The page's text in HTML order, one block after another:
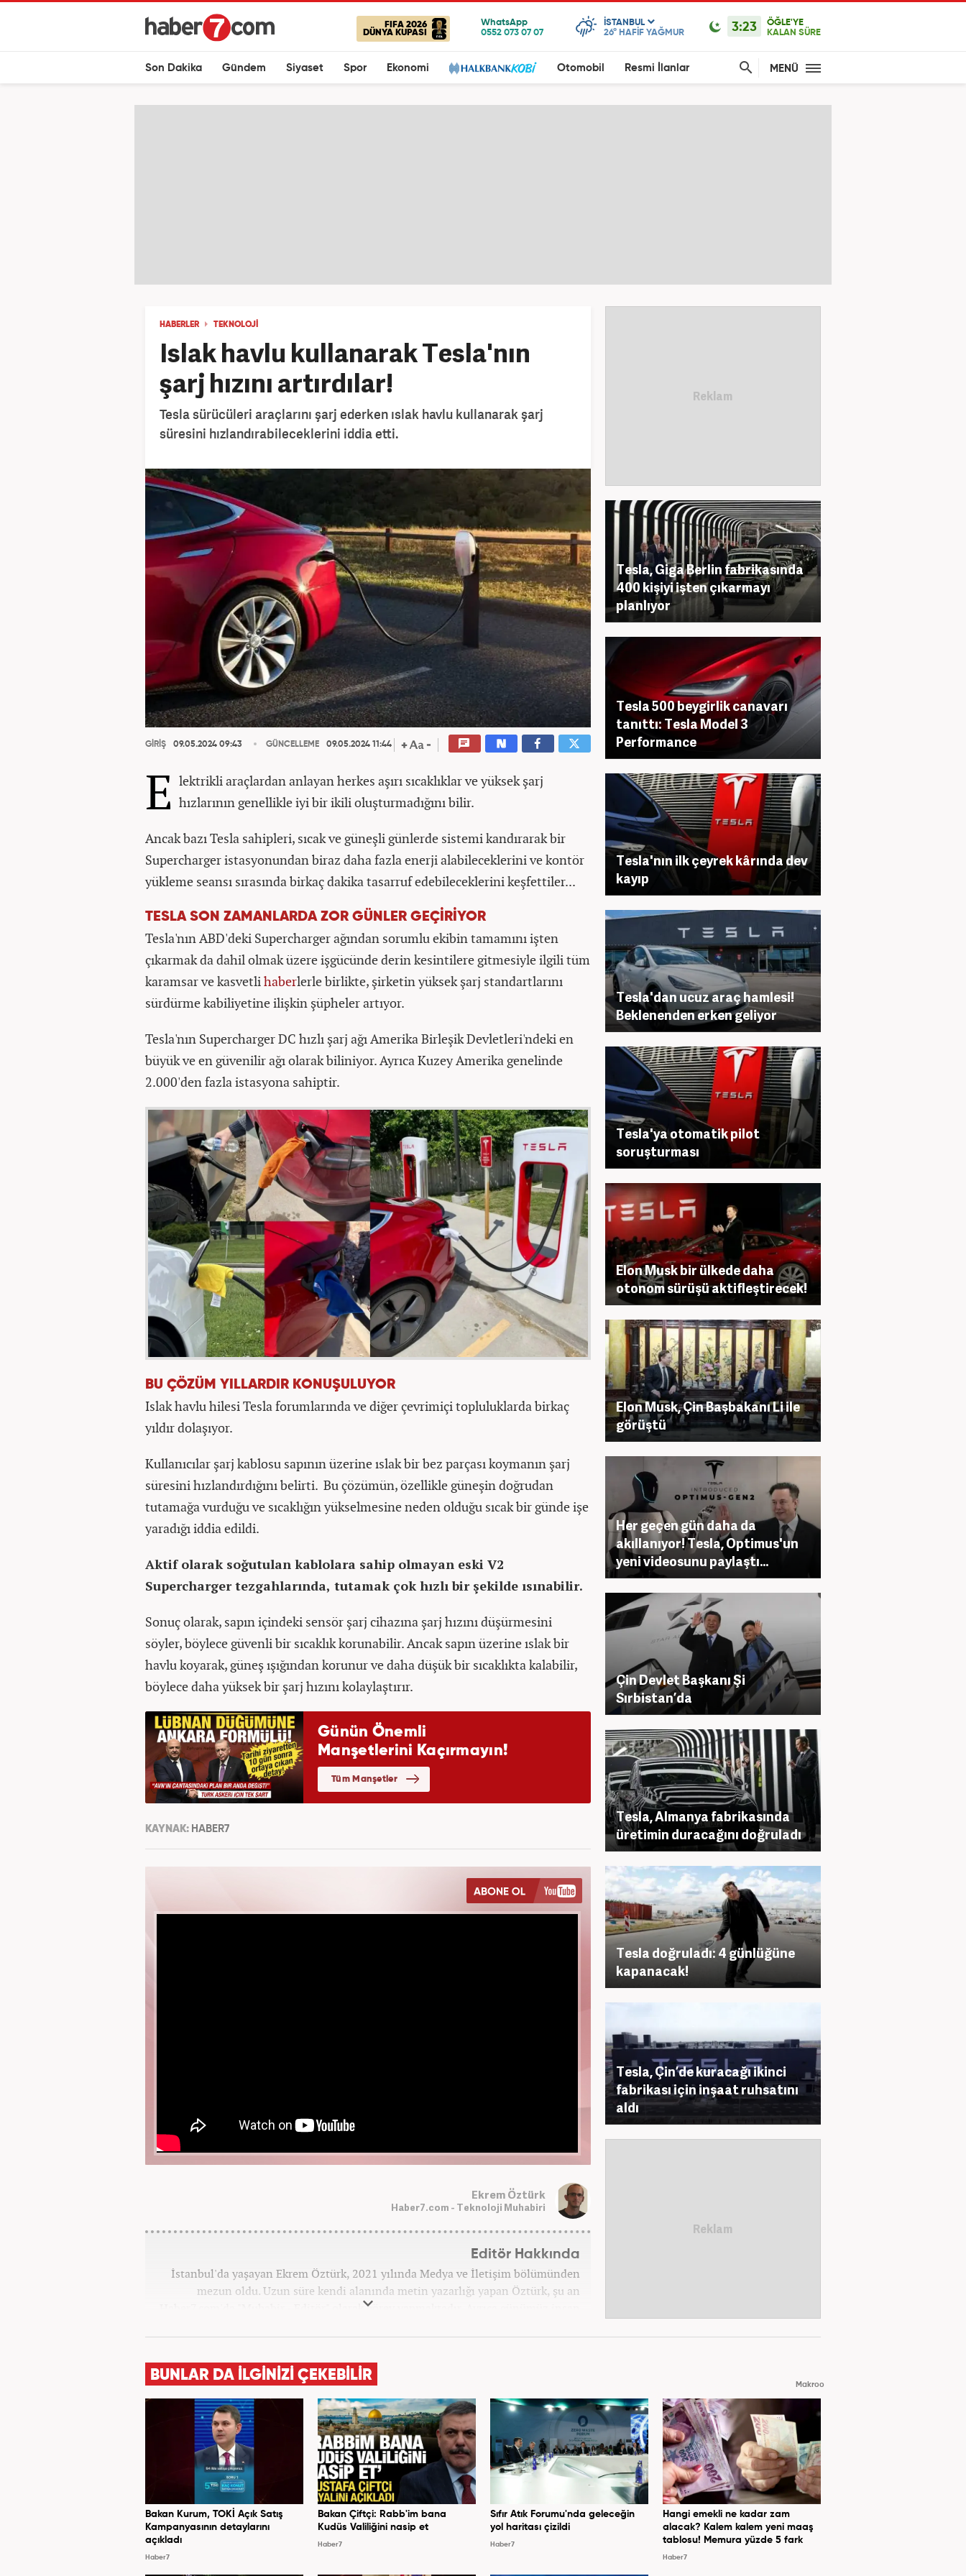
FIFA 2026
DÜNYA KUPASI
ISTANBUL
26° HAFİF YAĞMUR 3:23
ÖĞLE'YE
KALAN SÜRE
Son Dakika Gündem Siyaset Spor Ekonomi Otomobil Resmi İlanlar MENÜ
HABERLER TEKNOLOJİ
Islak havlu kullanarak Tesla'nın
şarj hızını artırdılar!
Tesla sürücüleri araçlarını şarj ederken ıslak havlu kullanarak şarj
süresini hızlandırabileceklerini iddia etti.
GİRİŞ 09.05.2024 09:43 GÜNCELLEME 09.05.2024 11:44
E lektrikli araçlardan anlayan herkes aşırı sıcaklıklar ve yüksek şarj
hızlarının genellikle iyi bir ikili oluşturmadığını bilir.
Ancak bazı Tesla sahipleri, sıcak ve güneşli günlerde sistemi kandırarak bir
Supercharger istasyonundan biraz daha fazla enerji alabileceklerini ve kontör
yükleme seansı sırasında birkaç dakika tasarruf edebileceklerini keşfettiler...
TESLA SON ZAMANLARDA ZOR GÜNLER GEÇİRİYOR
Tesla'nın ABD'deki Supercharger ağından sorumlu ekibin tamamını işten
çıkarmak da dahil olmak üzere işgücünde derin kesintilere gitmesiyle ilgili tüm
karamsar ve kasvetlihaberlerle birlikte, şirketin yüksek şarj standartlarını
sürdürme kabiliyetine ilişkin şüpheler artıyor.
Tesla'nın Supercharger DC hızlı şarj ağı Amerika Birleşik Devletleri'ndeki en
büyük ve en güvenilir ağı olarak biliniyor. Ayrıca Kuzey Amerika genelinde
2.000'den fazla istasyona sahiptir.
BU ÇÖZÜM YILLARDIR KONUŞULUYOR
Islak havlu hilesi Tesla forumlarında ve diğer çevrimiçi topluluklarda birkaç
yıldır dolaşıyor.
Kullanıcılar şarj kablosu sapının üzerine ıslak bir bez parçası koymanın şarj
süresini hızlandırdığını belirti. Bu çözümün, özellikle güneşin doğrudan
tutamağa vurduğu ve sıcaklığın yükselmesine neden olduğu sıcak bir günde işe
yaradığı iddia edildi.
Aktif olarak soğutulan kablolara sahip olmayan eski V2
Supercharger tezgahlarında, tutamak çok hızlı bir şekilde ısınabilir.
Sonuç olarak, sapın içindeki sensör şarj cihazına şarj hızını düşürmesini
söyler, böylece güvenli bir sıcaklık korunabilir. Ancak sapın üzerine ıslak bir
havlu koyarak, güneş ışığından korunur ve daha düşük bir sıcaklıkta kalabilir,
böylece daha yüksek bir şarj hızını kolaylaştırır.
KAYNAK: HABER7
Ekrem Öztürk
Haber7.com - Teknoloji Muhabiri
Editör Hakkında
İstanbul'da yaşayan Ekrem Öztürk, 2021 yılında Medya ve İletişim bölümünden
mezun oldu. Uzun süre kendi alanında metin yazarlığı yapan Öztürk, şu an
Haber7.com'da "Muhabir - Editör" olarak görev yapmaktadır. Ayrıca günümüz insan
değerleri meslek hayatında da ön planda tutmaktadır.
Tesla, Giga Berlin fabrikasında
400 kişiyi işten çıkarmayı
planlıyor
Tesla 500 beygirlik canavarı
tanıttı: Tesla Model 3
Performance
Tesla'nın ilk çeyrek kârında dev
kayıp
Tesla'dan ucuz araç hamlesi!
Beklenenden erken geliyor
Tesla'ya otomatik pilot
soruşturması
Elon Musk bir ülkede daha
otonom sürüşü aktifleştirecek!
Elon Musk, Çin Başbakanı Li ile
görüştü
Her geçen gün daha da
akıllanıyor! Tesla, Optimus'un
yeni videosunu paylaştı...
Çin Devlet Başkanı Şi
Sırbistan’da
Tesla, Almanya fabrikasında
üretimin duracağını doğruladı
Tesla doğruladı: 4 günlüğüne
kapanacak!
Tesla, Çin’de kuracağı ikinci
fabrikası için inşaat ruhsatını
aldı
BUNLAR DA İLGİNİZİ ÇEKEBİLİR
Makroo
Bakan Kurum, TOKİ Açık Satış
Kampanyasının detaylarını
açıkladı
Haber7
Bakan Çiftçi: Rabb'im bana
Kudüs Valiliğini nasip et
Haber7
Sıfır Atık Forumu'nda geleceğin
yol haritası çizildi
Haber7
Hangi emekli ne kadar zam
alacak? Kalem kalem yeni maaş
tablosu! Memura yüzde 5 fark
Haber7